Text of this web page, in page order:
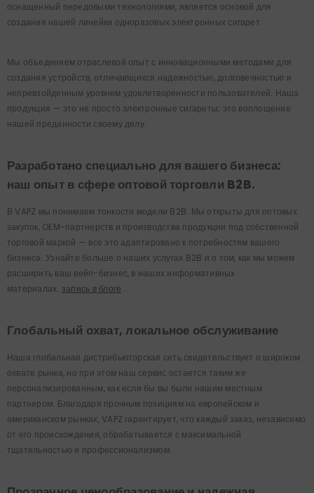
оснащенный передовыми технологиями, является основой для
создания нашей линейки одноразовых электронных сигарет.
Мы объединяем отраслевой опыт с инновационными методами для
создания устройств, отличающихся надежностью, долговечностью и
непревзойденным уровнем удовлетворенности пользователей. Наша
продукция — это не просто электронные сигареты; это воплощение
нашей преданности своему делу.
Разработано специально для вашего бизнеса:
наш опыт в сфере оптовой торговли B2B.
В VAPZ мы понимаем тонкости модели B2B. Мы открыты для оптовых
закупок, OEM-партнерств и производства продукции под собственной
торговой маркой — все это адаптировано к потребностям вашего
бизнеса. Узнайте больше о наших услугах B2B и о том, как мы можем
расширить ваш вейп-бизнес, в наших информативных
материалах. запись в блоге .
Глобальный охват, локальное обслуживание
Наша глобальная дистрибьюторская сеть свидетельствует о широком
охвате рынка, но при этом наш сервис остается таким же
персонализированным, как если бы вы были нашим местным
партнером. Благодаря прочным позициям на европейском и
американском рынках, VAPZ гарантирует, что каждый заказ, независимо
от его происхождения, обрабатывается с максимальной
тщательностью и профессионализмом.